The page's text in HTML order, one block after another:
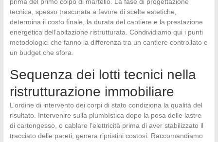
tecnica, spesso trascurata a favore di scelte estetiche,
determina il costo finale, la durata del cantiere e la prestazione
energetica dell’abitazione ristrutturata. Condividiamo qui i punti
metodologici che fanno la differenza tra un cantiere controllato e
un budget che sfora.
Sequenza dei lotti tecnici nella
ristrutturazione immobiliare
L’ordine di intervento dei corpi di stato condiziona la qualità del
risultato. Intervenire sulla plumbìstica dopo la posa delle lastre
di cartongesso, o cablare l’elettricità prima di aver stabilizzato il
tracciato delle pareti, genera ripristini costosi. Raccomandiamo